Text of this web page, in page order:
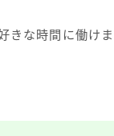
きな時間に働けま